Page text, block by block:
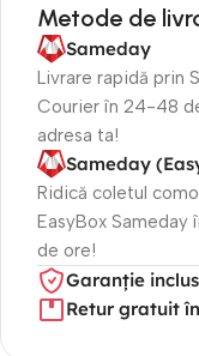
Metode de
Sameday
Livrare rapidă prin
Courier în 24-48
adresa ta!
Sameday
Ridică coletul
EasyBox Sameday
de ore!
Garanție
Retur gratuit